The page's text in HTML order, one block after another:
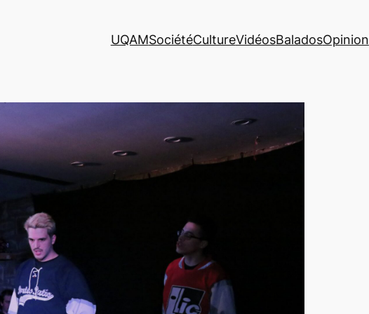
UQAMSociétéCultureVidéosBaladosOpinion